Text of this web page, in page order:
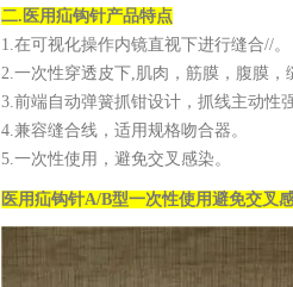
二. 医用疝钩针产品特点
1.在可视化操作内镜直视下进行缝合//。
2.一次性穿透皮下,肌肉，筋膜，腹膜，
3.前端自动弹簧抓钳设计，抓线主动性
4.兼容缝合线，适用规格吻合器。
5.一次性使用，避免交叉感染。
医用疝钩针A/B型一次性使用避免交叉